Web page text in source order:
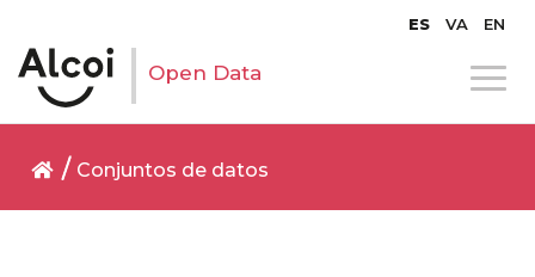
ES VA EN
Open Data
Conjuntos de datos